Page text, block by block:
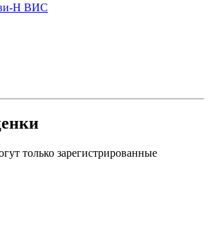
Н ВИС
только зарегистрированные